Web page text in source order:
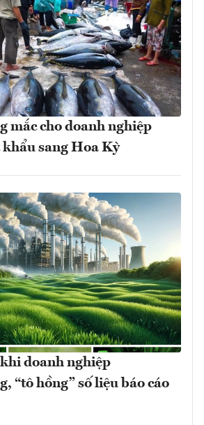
mắc cho doanh nghiệp
sang Hoa Kỳ
doanh nghiệp
“tô hồng” số liệu báo cáo